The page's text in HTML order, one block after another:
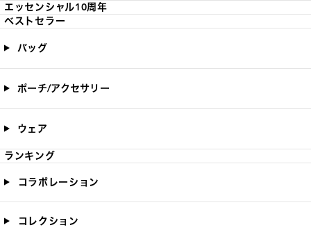
エッセンシャル10周年
ベストセラー
バッグ
ポーチ/アクセサリー
ウェア
ランキング
コラボレーション
コレクション